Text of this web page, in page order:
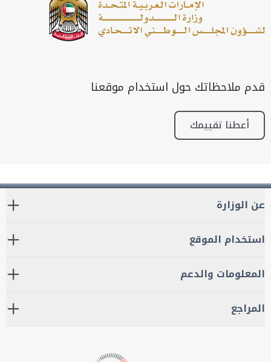
قدم ملاحظاتك حول استخدام موقعنا
أعطنا تقييمك
عن الوزارة
استخدام الموقع
المعلومات والدعم
المراجع